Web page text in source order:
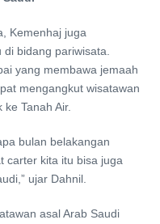
Kemenhaj juga
bidang pariwisata.
yang membawa jemaah
mengangkut wisatawan
Tanah Air.
bulan belakangan
carter kita itu bisa juga
ujar Dahnil.
asal Arab Saudi